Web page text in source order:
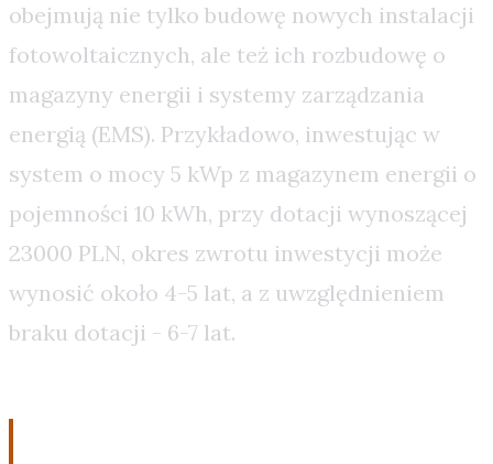
obejmują nie tylko budowę nowych instalacji
fotowoltaicznych, ale też ich rozbudowę o
magazyny energii i systemy zarządzania
energią (EMS). Przykładowo, inwestując w
system o mocy 5 kWp z magazynem energii o
pojemności 10 kWh, przy dotacji wynoszącej
23000 PLN, okres zwrotu inwestycji może
wynosić około 4-5 lat, a z uwzględnieniem
braku dotacji - 6-7 lat.